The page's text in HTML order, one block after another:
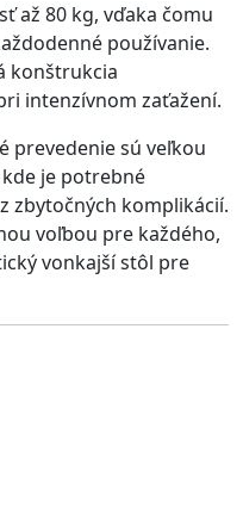
až 80 kg, vďaka čomu
používanie.
konštrukcia
intenzívnom zaťažení.
prevedenie sú veľkou
je potrebné
zbytočných komplikácií.
voľbou pre každého,
vonkajší stôl pre